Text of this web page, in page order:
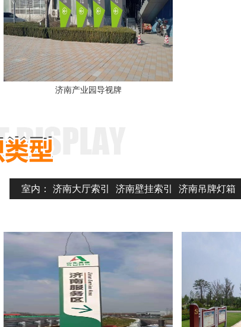
2 3
济南产业园导视牌
室内： 济南大厅索引 济南壁挂索引 济南吊牌灯箱